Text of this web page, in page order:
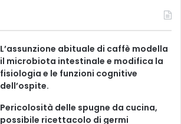
e
b
o
o
T
u
b
e
t
a
g
r
T
o
k
L’assunzione abituale di caffè modella
il microbiota intestinale e modifica la
fisiologia e le funzioni cognitive
dell’ospite.
Pericolosità delle spugne da cucina,
possibile ricettacolo di germi